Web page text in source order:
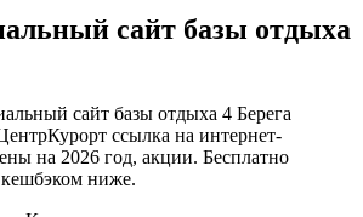
сайт базы отдыха
сайт базы отдыха 4 Берега
ссылка на интернет-
на 2026 год, акции. Бесплатно
ниже.